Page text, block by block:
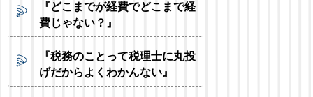
『どこまでが経費でどこまで経
費じゃない？』
『税務のことって税理士に丸投
げだからよくわかんない』